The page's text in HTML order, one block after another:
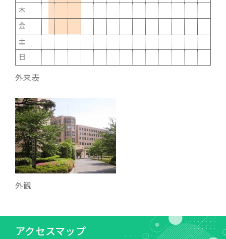
木
金
土
日
外来表
外観
アクセスマップ